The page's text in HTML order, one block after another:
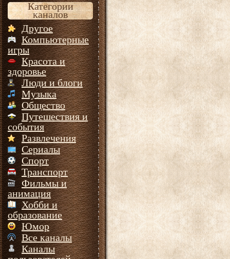
Категории
каналов
Другое
Компьютерные
игры
Красота и
здоровье
Люди и блоги
Музыка
Общество
Путешествия и
события
Развлечения
Сериалы
Спорт
Транспорт
Фильмы и
анимация
Хобби и
образование
Юмор
Все каналы
Каналы